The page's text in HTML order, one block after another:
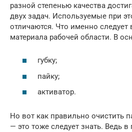
разной степенью качества
двух задач. Используемые при
отличаются. Что именно следует
материала рабочей области. В
губку;
пайку;
активатор.
Но вот как правильно очистить
— это тоже следует знать. Ведь